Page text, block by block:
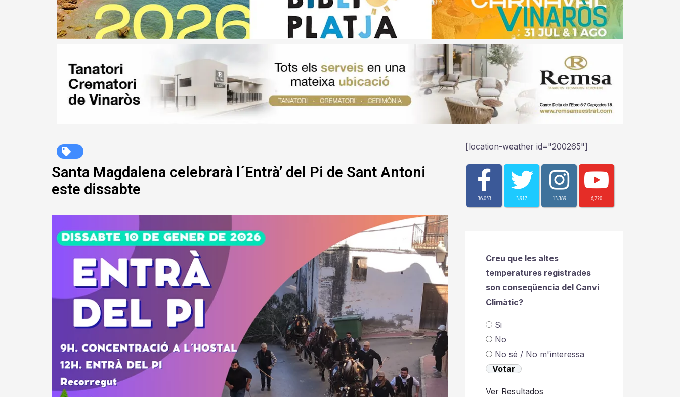
Santa Magdalena celebrarà l´Entrà’ del Pi de Sant Antoni
este dissabte
[location-weather id="200265"]
36,053 3,917 13,389 6,220
Creu que les altes
temperatures registrades
son conseqüencia del Canvi
Climàtic?
Si
No
No sé / No m'ìnteressa
Ver Resultados